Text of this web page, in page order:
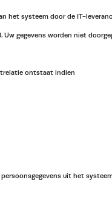
het systeem door de IT-
gegevens worden niet
ontstaat indien
uit het